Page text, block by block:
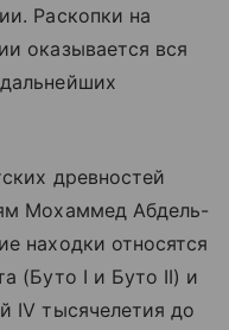
Раскопки на
оказывается вся
древностей
Мохаммед Абдель-
находки относятся
(Буто I и Буто II) и
IV тысячелетия до